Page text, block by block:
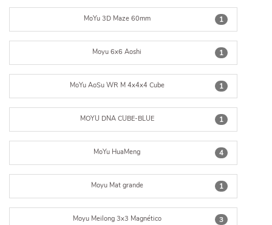
1
MoYu 3D Maze 60mm
1
Moyu 6x6 Aoshi
1
MoYu AoSu WR M 4x4x4 Cube
1
MOYU DNA CUBE-BLUE
4
MoYu HuaMeng
1
Moyu Mat grande
3
Moyu Meilong 3x3 Magnético